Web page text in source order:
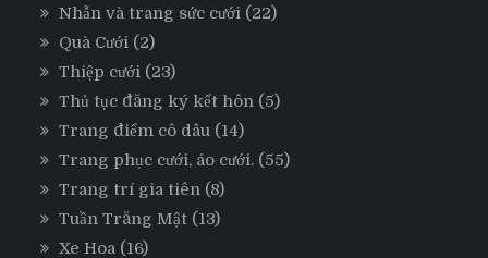
Nhẫn và trang sức cưới (22)
Quà Cưới (2)
Thiệp cưới (23)
Thủ tục đăng ký kết hôn (5)
Trang điểm cô dâu (14)
Trang phục cưới, áo cưới. (55)
Trang trí gia tiên (8)
Tuần Trăng Mật (13)
Xe Hoa (16)